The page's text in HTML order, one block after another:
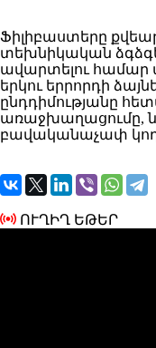
Ֆիլիբաստերը
տեխնիկական
ավարտելու համար
երկու երրորդի
ընդդիմությանը
առաջխաղացումը,
բավականաչափ
ՈՒՂԻՂ ԵԹԵՐ